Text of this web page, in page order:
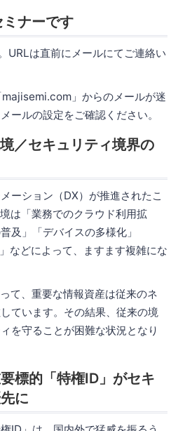
ナーです
URLは直前にメールにてご連絡い
」からのメールが迷
ールの設定をご確認ください。
／セキュリティ境界の
ーション（DX）が推進されたこ
は「業務でのクラウド利用拡
及」「デバイスの多様化」
などによって、ますます複雑にな
て、重要な情報資産は従来のネ
ています。その結果、従来の境
を守ることが困難な状況となり
標的「特権ID」がセキ
に